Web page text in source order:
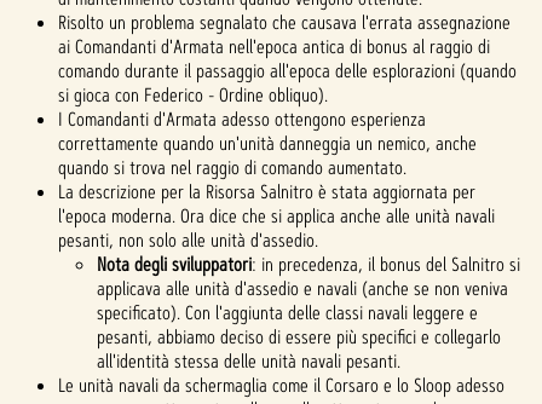
Risolto un problema segnalato che causava l'errata assegnazione
ai Comandanti d'Armata nell'epoca antica di bonus al raggio di
comando durante il passaggio all'epoca delle esplorazioni (quando
si gioca con Federico - Ordine obliquo).
I Comandanti d'Armata adesso ottengono esperienza
correttamente quando un'unità danneggia un nemico, anche
quando si trova nel raggio di comando aumentato.
La descrizione per la Risorsa Salnitro è stata aggiornata per
l'epoca moderna. Ora dice che si applica anche alle unità navali
pesanti, non solo alle unità d'assedio.
Nota degli sviluppatori: in precedenza, il bonus del Salnitro si
applicava alle unità d'assedio e navali (anche se non veniva
specificato). Con l'aggiunta delle classi navali leggere e
pesanti, abbiamo deciso di essere più specifici e collegarlo
all'identità stessa delle unità navali pesanti.
Le unità navali da schermaglia come il Corsaro e lo Sloop adesso